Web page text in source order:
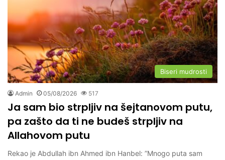
Biseri mudrosti
Admin 05/08/2026 517
Ja sam bio strpljiv na šejtanovom putu,
pa zašto da ti ne budeš strpljiv na
Allahovom putu
Rekao je Abdullah ibn Ahmed ibn Hanbel: ”Mnogo puta sam